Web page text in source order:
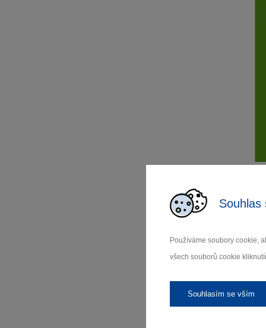
Souhlas
Používáme soubory cookie,
všech souborů cookie
Souhlasím se vším